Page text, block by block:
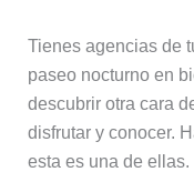
Tienes agencias de
paseo nocturno en
descubrir otra cara
disfrutar y conocer.
esta es una de ellas.